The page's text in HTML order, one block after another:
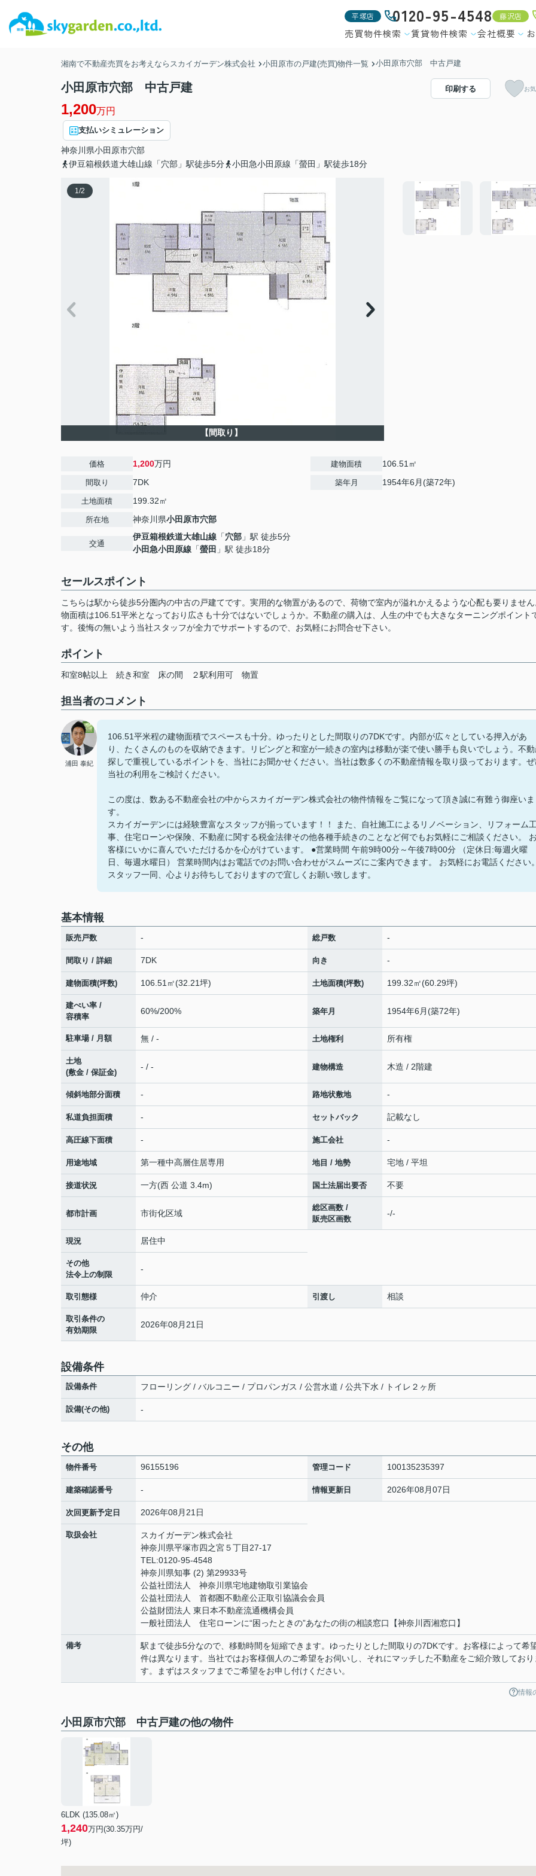
平塚店 0120-95-4548 藤沢店
売買物件検索 賃貸物件検索 会社概要
湘南で不動産売買をお考えならスカイガーデン株式会社 小田原市の戸建(売買)物件一覧 小田原市穴部 中古戸建
小田原市穴部 中古戸建
1,200万円
支払いシミュレーション
神奈川県小田原市穴部
伊豆箱根鉄道大雄山線「穴部」駅徒歩5分
小田急小田原線「螢田」駅徒歩18分
印刷する お
1/2
【間取り】
価格 1,200万円
間取り 7DK
土地面積 199.32㎡
所在地 神奈川県小田原市穴部
交通
伊豆箱根鉄道大雄山線 「穴部 」駅 徒歩5分
小田急小田原線 「螢田 」駅 徒歩18分
建物面積 106.51㎡
築年月 1954年6月(築72年)
セールスポイント
こちらは駅から徒歩5分圏内の中古の戸建てです。実用的な物置があるので、荷物で室内が溢れかえるような心配も要りません
物面積は106.51平米となっており広さも十分ではないでしょうか。不動産の購入は、人生の中でも大きなターニングポイント
す。後悔の無いよう当社スタッフが全力でサポートするので、お気軽にお問合せ下さい。
ポイント
和室8帖以上 続き和室 床の間 ２駅利用可 物置
担当者のコメント
浦田 泰紀
106.51平米程の建物面積でスペースも十分。ゆったりとした間取りの7DKです。内部が広々としている押入があ
り、たくさんのものを収納できます。リビングと和室が一続きの室内は移動が楽で使い勝手も良いでしょう。不
探しで重視しているポイントを、当社にお聞かせください。当社は数多くの不動産情報を取り扱っております。ぜ
当社の利用をご検討ください。
この度は、数ある不動産会社の中からスカイガーデン株式会社の物件情報をご覧になって頂き誠に有難う御座いま
す。
スカイガーデンには経験豊富なスタッフが揃っています！！ また、自社施工によるリノベーション、リフォーム工
事、住宅ローンや保険、不動産に関する税金法律その他各種手続きのことなど何でもお気軽にご相談ください。 お
客様にいかに喜んでいただけるかを心がけています。 ●営業時間 午前9時00分～午後7時00分 （定休日:毎週火曜
日、毎週水曜日） 営業時間内はお電話でのお問い合わせがスムーズにご案内できます。 お気軽にお電話ください。
スタッフ一同、心よりお待ちしておりますので宜しくお願い致します。
基本情報
販売戸数 - 総戸数 -
間取り / 詳細 7DK 向き -
建物面積(坪数) 106.51㎡(32.21坪) 土地面積(坪数) 199.32㎡(60.29坪)
建ぺい率 /
容積率
60%/200% 築年月 1954年6月(築72年)
駐車場 / 月額 無 / - 土地権利 所有権
土地
(敷金 / 保証金)
- / - 建物構造 木造 / 2階建
傾斜地部分面積 - 路地状敷地 -
私道負担面積 - セットバック 記載なし
高圧線下面積 - 施工会社 -
用途地域 第一種中高層住居専用 地目 / 地勢 宅地 / 平坦
接道状況 一方(西 公道 3.4m) 国土法届出要否 不要
都市計画 市街化区域
総区画数 /
販売区画数
-/-
現況 居住中
その他
法令上の制限
-
取引態様 仲介 引渡し 相談
取引条件の
有効期限
2026年08月21日
設備条件
設備条件 フローリング / バルコニー / プロパンガス / 公営水道 / 公共下水 / トイレ２ヶ所
設備(その他) -
その他
物件番号 96155196 管理コード 100135235397
建築確認番号 - 情報更新日 2026年08月07日
次回更新予定日 2026年08月21日
取扱会社
スカイガーデン株式会社
神奈川県平塚市四之宮５丁目27-17
TEL:0120-95-4548
神奈川県知事 (2) 第29933号
公益社団法人 神奈川県宅地建物取引業協会
公益社団法人 首都圏不動産公正取引協議会会員
公益財団法人 東日本不動産流通機構会員
一般社団法人 住宅ローンに“困ったときの”あなたの街の相談窓口【神奈川西湘窓口】
備考
駅まで徒歩5分なので、移動時間を短縮できます。ゆったりとした間取りの7DKです。お客様によって希
件は異なります。当社ではお客様個人のご希望をお伺いし、それにマッチした不動産をご紹介致しており
す。まずはスタッフまでご希望をお申し付けください。
情報
小田原市穴部 中古戸建の他の物件
6LDK (135.08㎡)
1,240万円(30.35万円/
坪)